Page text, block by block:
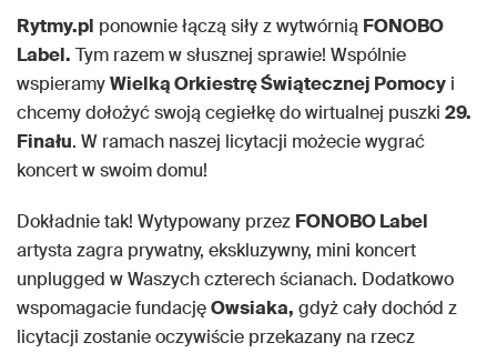
Rytmy.pl ponownie łączą siły z wytwórnią FONOBO
Label. Tym razem w słusznej sprawie! Wspólnie
wspieramyWielką Orkiestrę Świątecznej Pomocy i
chcemy dołożyć swoją cegiełkę do wirtualnej puszki 29.
Finału. W ramach naszej licytacji możecie wygrać
koncert w swoim domu!
Dokładnie tak! Wytypowany przez FONOBO Label
artysta zagra prywatny, ekskluzywny, mini koncert
unplugged w Waszych czterech ścianach. Dodatkowo
wspomagacie fundacjęOwsiaka, gdyż cały dochód z
licytacji zostanie oczywiście przekazany na rzecz